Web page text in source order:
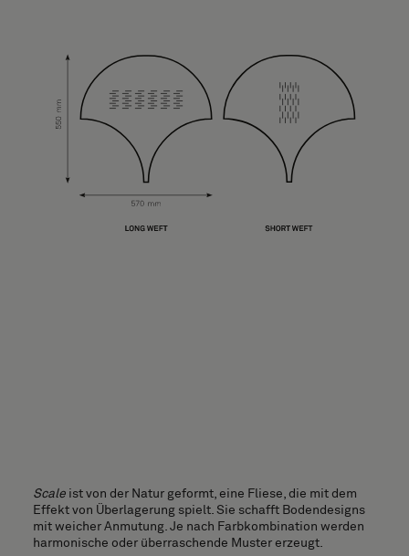
Image & Material Bank
Land auswählen
Scale ist von der Natur geformt, eine Fliese, die mit dem
Effekt von Überlagerung spielt. Sie schafft Bodendesigns
mit weicher Anmutung. Je nach Farbkombination werden
harmonische oder überraschende Muster erzeugt.